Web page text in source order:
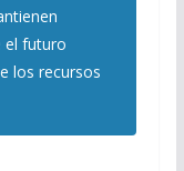
el futuro
los recursos